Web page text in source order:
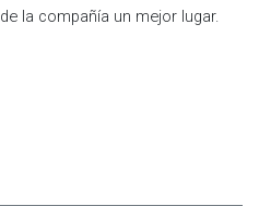
la compañía un mejor lugar.